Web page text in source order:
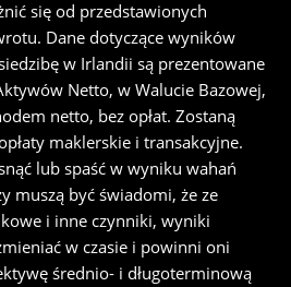
się od przedstawionych
Dane dotyczące wyników
w Irlandii są prezentowane
Netto, w Walucie Bazowej,
netto, bez opłat. Zostaną
maklerskie i transakcyjne.
lub spaść w wyniku wahań
muszą być świadomi, że ze
i inne czynniki, wyniki
w czasie i powinni oni
średnio- i długoterminową